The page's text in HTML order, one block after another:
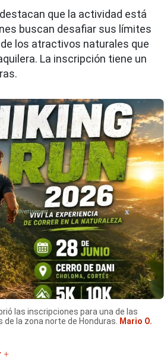
que la actividad está
buscan desafiar sus límites
los atractivos naturales que
La inscripción tiene un
las inscripciones para una de las
la zona norte de Honduras. Mario O.
X
+